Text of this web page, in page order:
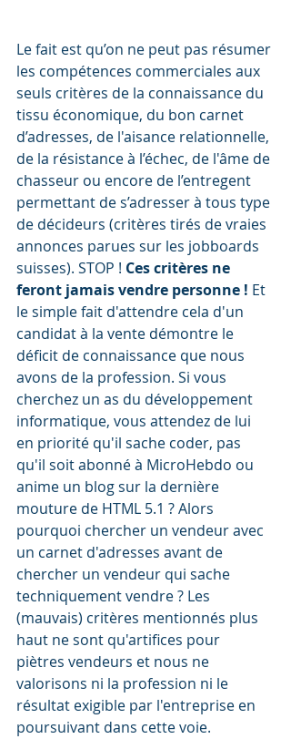
Le fait est qu’on ne peut pas résumer
les compétences commerciales aux
seuls critères de la connaissance du
tissu économique, du bon carnet
d’adresses, de l'aisance relationnelle,
de la résistance à l’échec, de l'âme de
chasseur ou encore de l’entregent
permettant de s’adresser à tous type
de décideurs (critères tirés de vraies
annonces parues sur les jobboards
suisses). STOP ! Ces critères ne
feront jamais vendre personne ! Et
le simple fait d'attendre cela d'un
candidat à la vente démontre le
déficit de connaissance que nous
avons de la profession. Si vous
cherchez un as du développement
informatique, vous attendez de lui
en priorité qu'il sache coder, pas
qu'il soit abonné à MicroHebdo ou
anime un blog sur la dernière
mouture de HTML 5.1 ? Alors
pourquoi chercher un vendeur avec
un carnet d'adresses avant de
chercher un vendeur qui sache
techniquement vendre ? Les
(mauvais) critères mentionnés plus
haut ne sont qu'artifices pour
piètres vendeurs et nous ne
valorisons ni la profession ni le
résultat exigible par l'entreprise en
poursuivant dans cette voie.